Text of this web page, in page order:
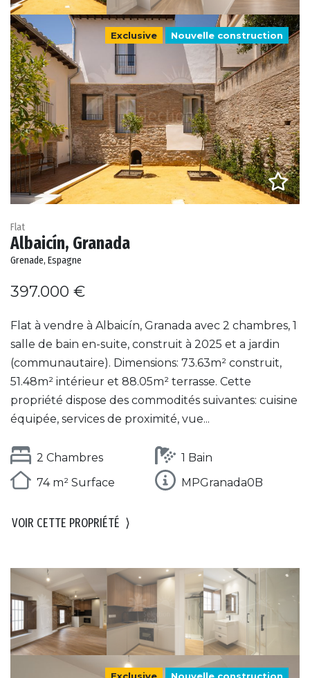
Exclusive Nouvelle construction
Flat
Albaicín, Granada
Grenade, Espagne
397.000 €
Flat à vendre à Albaicín, Granada avec 2 chambres, 1
salle de bain en-suite, construit à 2025 et a jardin
(communautaire). Dimensions: 73.63m² construit,
51.48m² intérieur et 88.05m² terrasse. Cette
propriété dispose des commodités suivantes: cuisine
équipée, services de proximité, vue...
2 Chambres
1 Bain
74 m² Surface
MPGranada0B
VOIR CETTE PROPRIÉTÉ ⟩
Exclusive Nouvelle construction